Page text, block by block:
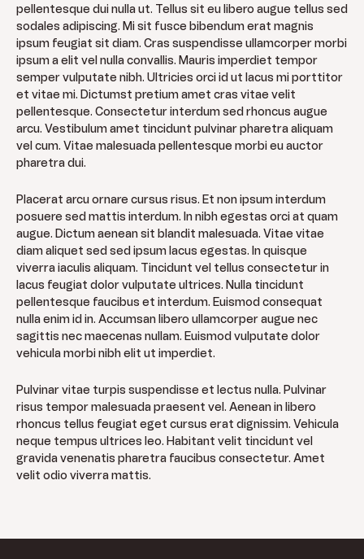
pellentesque dui nulla ut. Tellus sit eu libero augue tellus sed
sodales adipiscing. Mi sit fusce bibendum erat magnis
ipsum feugiat sit diam. Cras suspendisse ullamcorper morbi
ipsum a elit vel nulla convallis. Mauris imperdiet tempor
semper vulputate nibh. Ultricies orci id ut lacus mi porttitor
et vitae mi. Dictumst pretium amet cras vitae velit
pellentesque. Consectetur interdum sed rhoncus augue
arcu. Vestibulum amet tincidunt pulvinar pharetra aliquam
vel cum. Vitae malesuada pellentesque morbi eu auctor
pharetra dui.
Placerat arcu ornare cursus risus. Et non ipsum interdum
posuere sed mattis interdum. In nibh egestas orci at quam
augue. Dictum aenean sit blandit malesuada. Vitae vitae
diam aliquet sed sed ipsum lacus egestas. In quisque
viverra iaculis aliquam. Tincidunt vel tellus consectetur in
lacus feugiat dolor vulputate ultrices. Nulla tincidunt
pellentesque faucibus et interdum. Euismod consequat
nulla enim id in. Accumsan libero ullamcorper augue nec
sagittis nec maecenas nullam. Euismod vulputate dolor
vehicula morbi nibh elit ut imperdiet.
Pulvinar vitae turpis suspendisse et lectus nulla. Pulvinar
risus tempor malesuada praesent vel. Aenean in libero
rhoncus tellus feugiat eget cursus erat dignissim. Vehicula
neque tempus ultrices leo. Habitant velit tincidunt vel
gravida venenatis pharetra faucibus consectetur. Amet
velit odio viverra mattis.